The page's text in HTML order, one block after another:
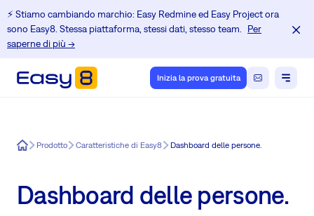
⚡️ Stiamo cambiando marchio: Easy Redmine ed Easy Project ora
sono Easy8. Stessa piattaforma, stessi dati, stesso team.
Per
saperne di più →
Inizia la prova gratuita
Easy8Prodotto Caratteristiche di Easy8 Dashboard delle persone.
Dashboard delle persone.